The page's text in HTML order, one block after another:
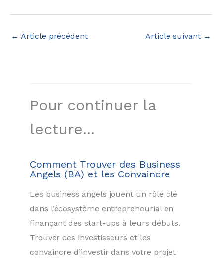
← Article précédent Article suivant →
Pour continuer la
lecture...
Comment Trouver des Business
Angels (BA) et les Convaincre
Les business angels jouent un rôle clé
dans l’écosystème entrepreneurial en
finançant des start-ups à leurs débuts.
Trouver ces investisseurs et les
convaincre d’investir dans votre projet